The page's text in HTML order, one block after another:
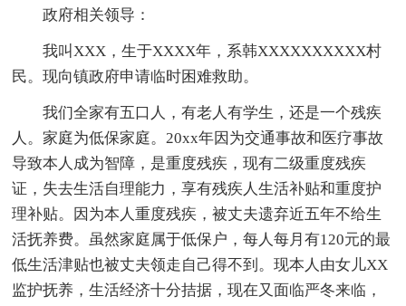
政府相关领导：
我叫XXX，生于XXXX年，系韩XXXXXXXXXX村
民。现向镇政府申请临时困难救助。
我们全家有五口人，有老人有学生，还是一个残疾
人。家庭为低保家庭。20xx年因为交通事故和医疗事故
导致本人成为智障，是重度残疾，现有二级重度残疾
证，失去生活自理能力，享有残疾人生活补贴和重度护
理补贴。因为本人重度残疾，被丈夫遗弃近五年不给生
活抚养费。虽然家庭属于低保户，每人每月有120元的最
低生活津贴也被丈夫领走自己得不到。现本人由女儿XX
监护抚养，生活经济十分拮据，现在又面临严冬来临，